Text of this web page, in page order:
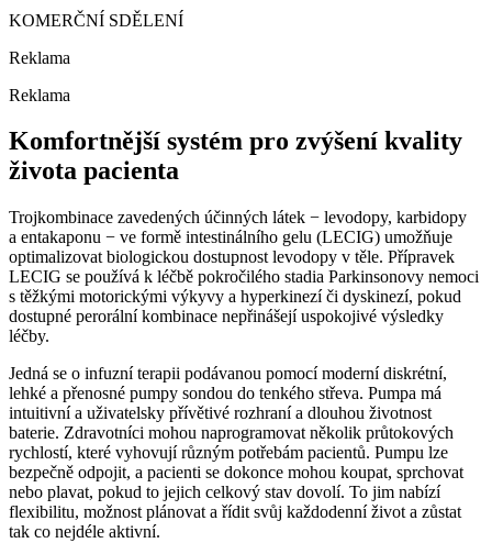
KOMERČNÍ SDĚLENÍ
Reklama
Reklama
Komfortnější systém pro zvýšení kvality
života pacienta
Trojkombinace zavedených účinných látek −⁠ levodopy, karbidopy
a entakaponu −⁠ ve formě intestinálního gelu (LECIG) umožňuje
optimalizovat biologickou dostupnost levodopy v těle. Přípravek
LECIG se používá k léčbě pokročilého stadia Parkinsonovy nemoci
s těžkými motorickými výkyvy a hyperkinezí či dyskinezí, pokud
dostupné perorální kombinace nepřinášejí uspokojivé výsledky
léčby.
Jedná se o infuzní terapii podávanou pomocí moderní diskrétní,
lehké a přenosné pumpy sondou do tenkého střeva. Pumpa má
intuitivní a uživatelsky přívětivé rozhraní a dlouhou životnost
baterie. Zdravotníci mohou naprogramovat několik průtokových
rychlostí, které vyhovují různým potřebám pacientů. Pumpu lze
bezpečně odpojit, a pacienti se dokonce mohou koupat, sprchovat
nebo plavat, pokud to jejich celkový stav dovolí. To jim nabízí
flexibilitu, možnost plánovat a řídit svůj každodenní život a zůstat
tak co nejdéle aktivní.